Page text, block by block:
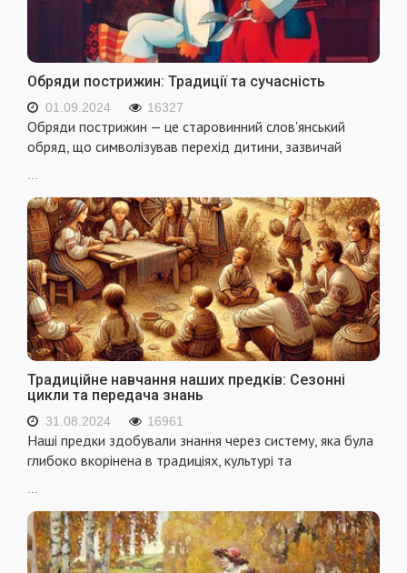
Обряди пострижин: Традиції та сучасність
01.09.2024 16327
Обряди пострижин — це старовинний слов'янський
обряд, що символізував перехід дитини, зазвичай
Традиційне навчання наших предків: Сезонні
цикли та передача знань
31.08.2024 16961
Наші предки здобували знання через систему, яка була
глибоко вкорінена в традиціях, культурі та